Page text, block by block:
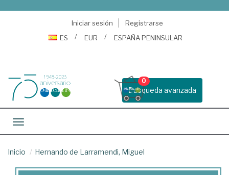
Iniciar sesión
Registrarse
ES
EUR ESPAÑA PENINSULAR
Busqueda avanzada
0
Toggle navigation
Inicio Hernando de Larramendi, Miguel